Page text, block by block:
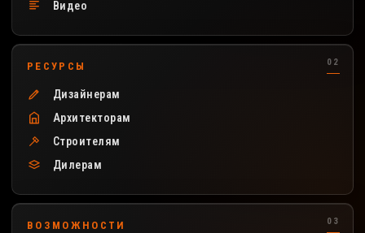
Видео
РЕСУРСЫ
Дизайнерам
Архитекторам
Строителям
Дилерам
ВОЗМОЖНОСТИ